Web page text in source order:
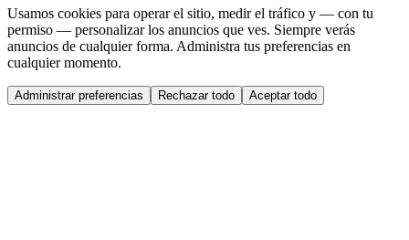
Usamos cookies para operar el sitio, medir el tráfico y — con tu
permiso — personalizar los anuncios que ves. Siempre verás
anuncios de cualquier forma. Administra tus preferencias en
cualquier momento.
Administrar preferencias Rechazar todo Aceptar todo